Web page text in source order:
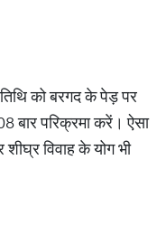
तिथि को बरगद के पेड़ पर
बार परिक्रमा करें। ऐसा
विवाह के योग भी